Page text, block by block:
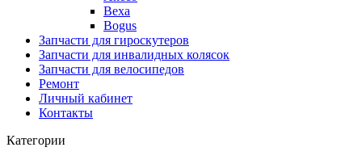
Bexa
Bogus
Запчасти для гироскутеров
Запчасти для инвалидных колясок
Запчасти для велосипедов
Ремонт
Личный кабинет
Контакты
Категории